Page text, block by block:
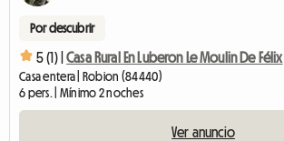
Por descubrir
5 (1) | Casa Rural En Luberon Le Moulin De Félix
Casa entera | Robion (84440)
6 pers. | Mínimo 2 noches
Ver anuncio